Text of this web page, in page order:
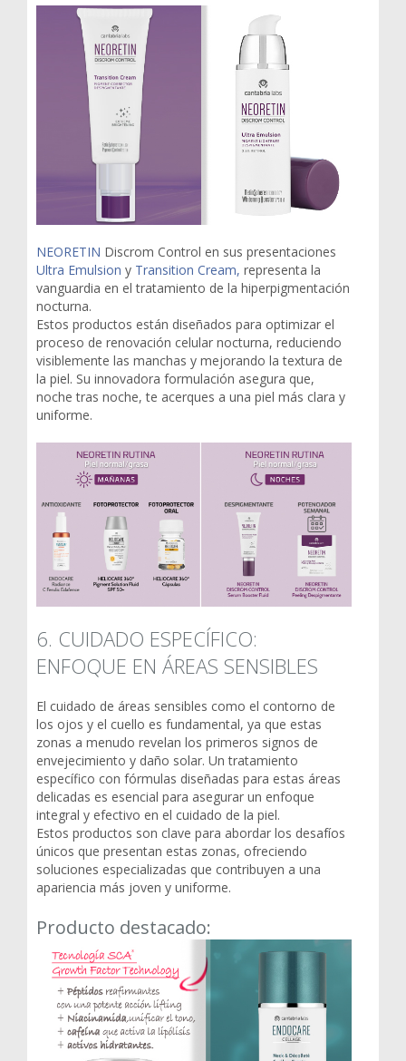
NEORETIN Discrom Control en sus presentaciones
Ultra Emulsion y Transition Cream, representa la
vanguardia en el tratamiento de la hiperpigmentación
nocturna.
Estos productos están diseñados para optimizar el
proceso de renovación celular nocturna, reduciendo
visiblemente las manchas y mejorando la textura de
la piel. Su innovadora formulación asegura que,
noche tras noche, te acerques a una piel más clara y
uniforme.
6. CUIDADO ESPECÍFICO:
ENFOQUE EN ÁREAS SENSIBLES
El cuidado de áreas sensibles como el contorno de
los ojos y el cuello es fundamental, ya que estas
zonas a menudo revelan los primeros signos de
envejecimiento y daño solar. Un tratamiento
específico con fórmulas diseñadas para estas áreas
delicadas es esencial para asegurar un enfoque
integral y efectivo en el cuidado de la piel.
Estos productos son clave para abordar los desafíos
únicos que presentan estas zonas, ofreciendo
soluciones especializadas que contribuyen a una
apariencia más joven y uniforme.
Producto destacado: